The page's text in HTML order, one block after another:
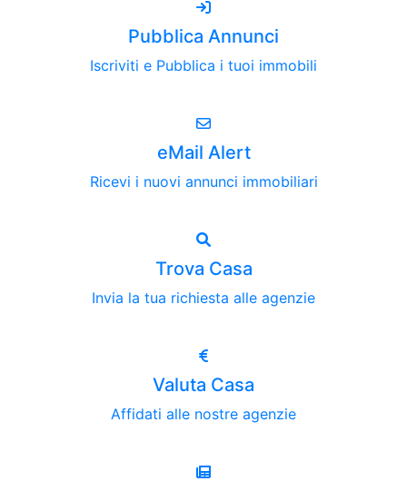
Pubblica Annunci
Iscriviti e Pubblica i tuoi immobili
eMail Alert
Ricevi i nuovi annunci immobiliari
Trova Casa
Invia la tua richiesta alle agenzie
Valuta Casa
Affidati alle nostre agenzie